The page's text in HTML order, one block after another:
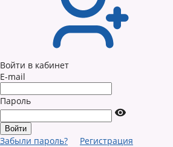
Войти в кабинет
E-mail
Пароль
Забыли пароль? Регистрация